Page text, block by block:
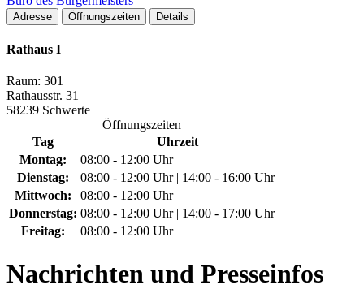
Adresse Öffnungszeiten Details
Rathaus I
Raum: 301
Rathausstr. 31
58239 Schwerte
Öffnungszeiten
Tag
Uhrzeit
Montag:
08:00 - 12:00 Uhr
Dienstag:
08:00 - 12:00 Uhr | 14:00 - 16:00 Uhr
Mittwoch:
08:00 - 12:00 Uhr
Donnerstag: 08:00 - 12:00 Uhr | 14:00 - 17:00 Uhr
Freitag:
08:00 - 12:00 Uhr
Nachrichten und Presseinfos